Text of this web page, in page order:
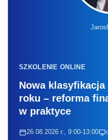
SZKOLENIE ONLINE
Nowa klasyfikacja
roku – reforma
w praktyce
26.08.2026 r., 9:00-13:00